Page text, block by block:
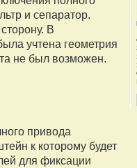
и сепаратор.
В
учтена геометрия
не был возможен.
привода
к которому будет
для фиксации